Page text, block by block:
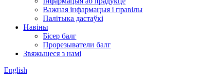
Важная інфармацыя і правілы
Палітыка дастаўкі
Навіны
Бісер балг
Прорезыватели балг
Звяжыцеся з намі
English